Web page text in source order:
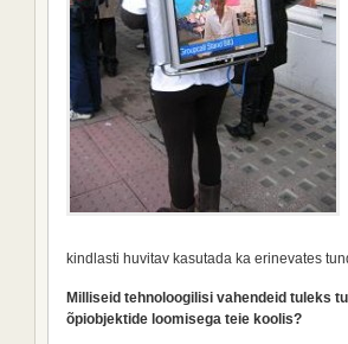
kindlasti huvitav kasutada ka erinevates
Milliseid tehnoloogilisi vahendeid tuleks
õpiobjektide loomisega teie koolis?